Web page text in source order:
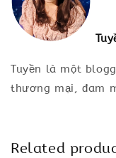
Tuyền là một
thương mại, đam
Related